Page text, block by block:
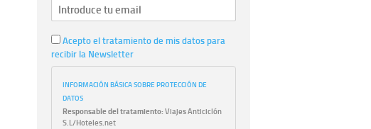
Acepto el tratamiento de mis datos para
recibir la Newsletter
INFORMACIÓN BÁSICA SOBRE PROTECCIÓN DE
DATOS
Responsable del tratamiento:Viajes Anticiclón
S.L/Hoteles.net